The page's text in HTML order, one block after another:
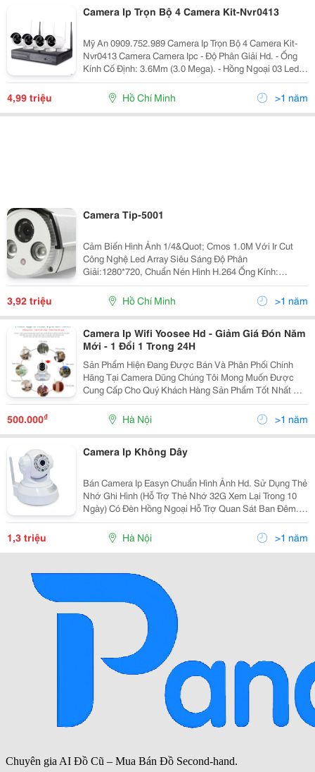
Camera Ip Trọn Bộ 4 Camera Kit-Nvr0413
Mỹ An 0909.752.989 Camera Ip Trọn Bộ 4 Camera Kit-
Nvr0413 Camera Camera Ipc - Độ Phân Giải Hd. - Ống
Kính Cố Định: 3.6Mm (3.0 Mega). - Hồng Ngoại 03 Led
Array. Đầu Ghi Đầu Ghi Ip - 4 Kênh Dùng Cho Camera Ip
Chuẩn Hd 1080P - Ngõ Ra Video Đồng Bộ Hdmi/
4,99 triệu Hồ Chí Minh >1 năm
Camera Tip-5001
Cảm Biến Hình Ảnh 1/4&Quot; Cmos 1.0M Với Ir Cut
Công Nghệ Led Array Siêu Sáng Độ Phân
Giải:1280*720, Chuẩn Nén Hình H.264 Ống Kính:
3.6Mm Hồng Ngoại: 3 Led Array (15 - 20M) Quan Sát:
3,92 triệu Hồ Chí Minh >1 năm
Camera Ip Wifi Yoosee Hd - Giảm Giá Đón Năm
Mới - 1 Đổi 1 Trong 24H
Sản Phẩm Hiện Đang Được Bán Và Phân Phối Chính
Hãng Tại Camera Dũng Chúng Tôi Mong Muốn Được
Cung Cấp Cho Quý Khách Hàng Sản Phẩm Tốt Nhất Với
Giá Hợp Lý Và Chế Độ Hậu Mãi Tốt Nhất. Để Tham
Khảo Và Mua Hàng Trực Tiếp, Quý Khách Có Thể Qua
500.000₫ Hà Nội >1 năm
Camera Ip Không Dây
Bán Camera Ip Easyn Chuẩn Hình Ảnh Hd. Sử Dụng Thẻ
Nhớ Ghi Hình (Hỗ Trợ Thẻ Nhớ 32G Xem Lại Trong 10
Ngày) Có Đèn Hồng Ngoại Hỗ Trợ Quan Sát Ban Đêm.
Quan Sát Hình Ảnh Ở Bất Kỳ Đâu Có Internet, Xem
1,3 triệu Hà Nội >1 năm